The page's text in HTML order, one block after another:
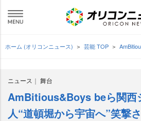
ホーム (オリコンニュース) 芸能 TOP
ニュース 舞台
AmBitious&Boys beら関西
人“道頓堀から宇宙へ”笑撃